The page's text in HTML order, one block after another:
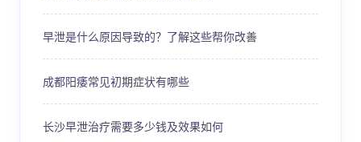
早泄是什么原因导致的？了解这些帮你改善
成都阳痿常见初期症状有哪些
长沙早泄治疗需要多少钱及效果如何